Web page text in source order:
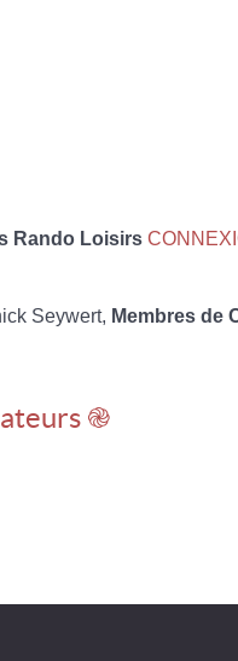
Rando Loisirs
Seywert, Membres de
֎